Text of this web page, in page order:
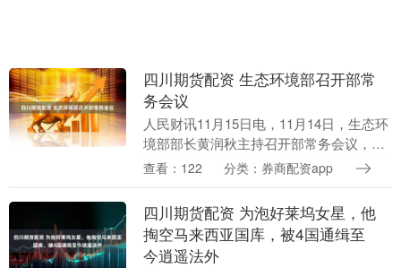
四川期货配资 生态环境部召开部常
务会议
人民财讯11月15日电，11月14日，生态环
境部部长黄润秋主持召开部常务会议，审
议并原则通过《“十五五”国家地下水环境
除管理....
查看：122 分类：券商配资app
四川期货配资 为泡好莱坞女星，他
掏空马来西亚国库，被4国通缉至
今逍遥法外